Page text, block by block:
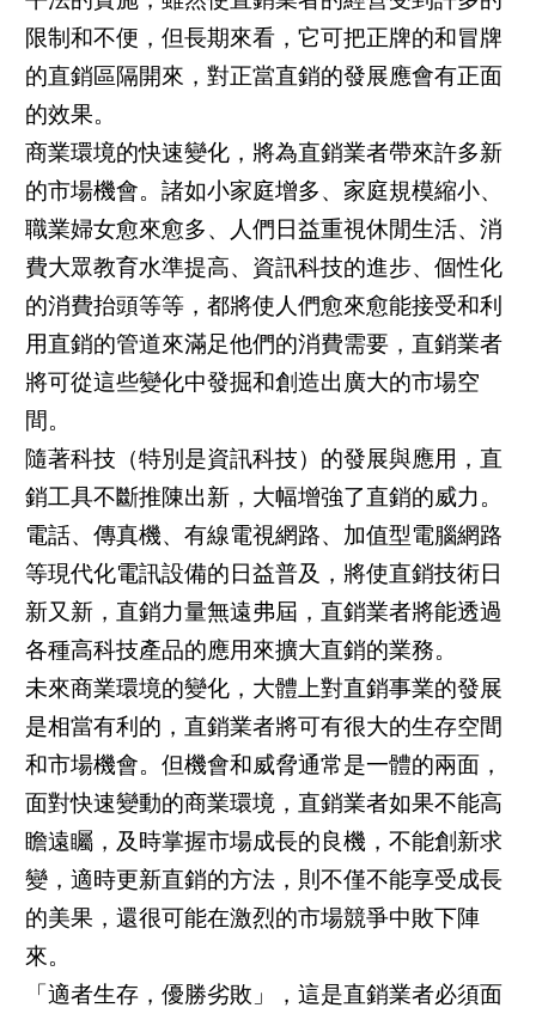
限制和不便，但長期來看，它可把正牌的和冒牌
的直銷區隔開來，對正當直銷的發展應會有正面
的效果。
商業環境的快速變化，將為直銷業者帶來許多新
的市場機會。諸如小家庭增多、家庭規模縮小、
職業婦女愈來愈多、人們日益重視休閒生活、消
費大眾教育水準提高、資訊科技的進步、個性化
的消費抬頭等等，都將使人們愈來愈能接受和利
用直銷的管道來滿足他們的消費需要，直銷業者
將可從這些變化中發掘和創造出廣大的市場空
間。
隨著科技（特別是資訊科技）的發展與應用，直
銷工具不斷推陳出新，大幅增強了直銷的威力。
電話、傳真機、有線電視網路、加值型電腦網路
等現代化電訊設備的日益普及，將使直銷技術日
新又新，直銷力量無遠弗屆，直銷業者將能透過
各種高科技產品的應用來擴大直銷的業務。
未來商業環境的變化，大體上對直銷事業的發展
是相當有利的，直銷業者將可有很大的生存空間
和市場機會。但機會和威脅通常是一體的兩面，
面對快速變動的商業環境，直銷業者如果不能高
瞻遠矚，及時掌握市場成長的良機，不能創新求
變，適時更新直銷的方法，則不僅不能享受成長
的美果，還很可能在激烈的市場競爭中敗下陣
來。
「適者生存，優勝劣敗」，這是直銷業者必須面